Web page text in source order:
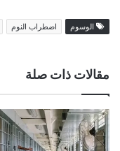
الوسوم اضطراب النوم
مقالات ذات صلة